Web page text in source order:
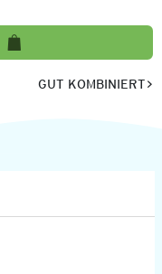
GUT KOMBINIERT